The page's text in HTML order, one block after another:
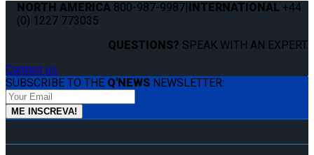
NORTH AMERICA 800-987-9987|INTERNATIONAL +44
(0) 1227 773035
QUESTIONS? SPEAK WITH AN EXPERT.
Contact us
SUBSCRIBE TO THE Q'NEWS NEWSLETTER: